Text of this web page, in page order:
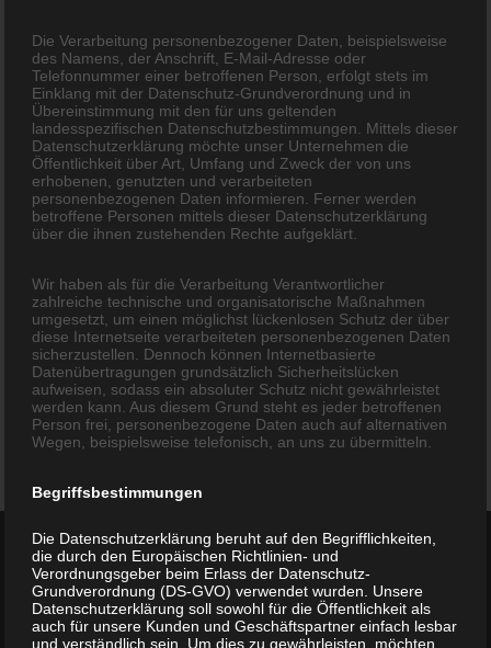
KONTAKT
Sie haben Fragen zu
Produkten oder Services?
Die Verarbeitung personenbezogener Daten, beispielsweise
des Namens, der Anschrift, E-Mail-Adresse oder
Telefonnummer einer betroffenen Person, erfolgt stets im
Einklang mit der Datenschutz-Grundverordnung und in
Übereinstimmung mit den für uns geltenden
landesspezifischen Datenschutzbestimmungen. Mittels dieser
Datenschutzerklärung möchte unser Unternehmen die
Öffentlichkeit über Art, Umfang und Zweck der von uns
erhobenen, genutzten und verarbeiteten
personenbezogenen Daten informieren. Ferner werden
betroffene Personen mittels dieser Datenschutzerklärung
über die ihnen zustehenden Rechte aufgeklärt.
Wir haben als für die Verarbeitung Verantwortlicher
zahlreiche technische und organisatorische Maßnahmen
umgesetzt, um einen möglichst lückenlosen Schutz der über
diese Internetseite verarbeiteten personenbezogenen Daten
sicherzustellen. Dennoch können Internetbasierte
Datenübertragungen grundsätzlich Sicherheitslücken
aufweisen, sodass ein absoluter Schutz nicht gewährleistet
werden kann. Aus diesem Grund steht es jeder betroffenen
Person frei, personenbezogene Daten auch auf alternativen
Wegen, beispielsweise telefonisch, an uns zu übermitteln.
Begriffsbestimmungen
Die Datenschutzerklärung beruht auf den Begrifflichkeiten,
die durch den Europäischen Richtlinien- und
Verordnungsgeber beim Erlass der Datenschutz-
Grundverordnung (DS-GVO) verwendet wurden. Unsere
Datenschutzerklärung soll sowohl für die Öffentlichkeit als
auch für unsere Kunden und Geschäftspartner einfach lesbar
und verständlich sein. Um dies zu gewährleisten, möchten